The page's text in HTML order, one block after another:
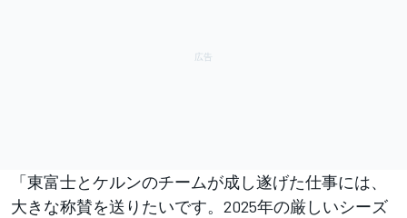
「東富士とケルンのチームが成し遂げた仕事には、
大きな称賛を送りたいです。2025年の厳しいシーズ